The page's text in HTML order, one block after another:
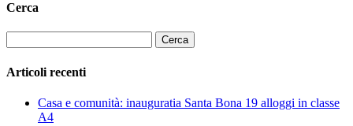
Cerca
per:
Articoli recenti
Casa e comunità: inauguratia Santa Bona 19 alloggi in classe
A4